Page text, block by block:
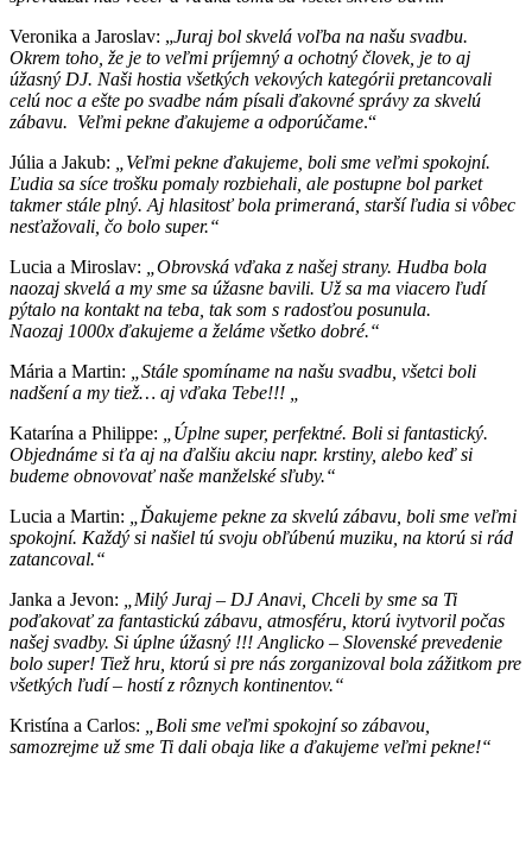
Veronika a Jaroslav: „Juraj bol skvelá voľba na našu svadbu.
Okrem toho, že je to veľmi príjemný a ochotný človek, je to aj
úžasný DJ. Naši hostia všetkých vekových kategórii pretancovali
celú noc a ešte po svadbe nám písali ďakovné správy za skvelú
zábavu. Veľmi pekne ďakujeme a odporúčame.“
Júlia a Jakub: „Veľmi pekne ďakujeme, boli sme veľmi spokojní.
Ľudia sa síce trošku pomaly rozbiehali, ale postupne bol parket
takmer stále plný. Aj hlasitosť bola primeraná, starší ľudia si vôbec
nesťažovali, čo bolo super.“
Lucia a Miroslav:
„Obrovská vďaka z našej strany. Hudba bola
naozaj skvelá a my sme sa úžasne bavili. Už sa ma viacero ľudí
pýtalo na kontakt na teba, tak som s radosťou posunula.
Naozaj 1000x ďakujeme a želáme všetko dobré.“
Mária a Martin:
„Stále spomíname na našu svadbu, všetci boli
nadšení a my tiež… aj vďaka Tebe!!! „
Katarína a Philippe:
„Úplne super, perfektné. Boli si fantastický.
Objednáme si ťa aj na ďalšiu akciu napr. krstiny, alebo keď si
budeme obnovovať naše manželské sľuby.“
Lucia a Martin:
„Ďakujeme pekne za skvelú zábavu, boli sme veľmi
spokojní. Každý si našiel tú svoju obľúbenú muziku, na ktorú si rád
zatancoval.“
Janka a Jevon:
„Milý Juraj – DJ Anavi, Chceli by sme sa Ti
poďakovať za fantastickú zábavu, atmosféru, ktorú ivytvoril počas
našej svadby. Si úplne úžasný !!! Anglicko – Slovenské prevedenie
bolo super! Tiež hru, ktorú si pre nás zorganizoval bola zážitkom pre
všetkých ľudí – hostí z rôznych kontinentov.“
Kristína a Carlos:
„Boli sme veľmi spokojní so zábavou,
samozrejme už sme Ti dali obaja like a ďakujeme veľmi pekne!“